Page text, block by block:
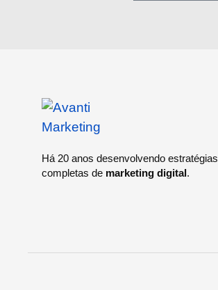
Há 20 anos desenvolvendo estratégias
completas de marketing digital.